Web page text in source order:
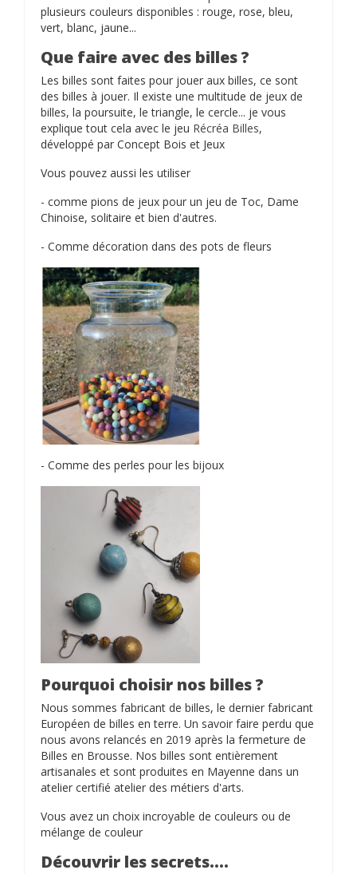
plusieurs couleurs disponibles : rouge, rose, bleu,
vert, blanc, jaune...
Que faire avec des billes ?
Les billes sont faites pour jouer aux billes, ce sont
des billes à jouer. Il existe une multitude de jeux de
billes, la poursuite, le triangle, le cercle... je vous
explique tout cela avec le jeu Récréa Billes,
développé par Concept Bois et Jeux
Vous pouvez aussi les utiliser
- comme pions de jeux pour un jeu de Toc, Dame
Chinoise, solitaire et bien d'autres.
- Comme décoration dans des pots de fleurs
- Comme des perles pour les bijoux
Pourquoi choisir nos billes ?
Nous sommes fabricant de billes, le dernier fabricant
Européen de billes en terre. Un savoir faire perdu que
nous avons relancés en 2019 après la fermeture de
Billes en Brousse. Nos billes sont entièrement
artisanales et sont produites en Mayenne dans un
atelier certifié atelier des métiers d'arts.
Vous avez un choix incroyable de couleurs ou de
mélange de couleur
Découvrir les secrets....